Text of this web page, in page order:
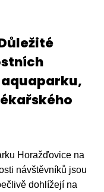
Horažďovice na
návštěvníků jsou
dohlížejí na